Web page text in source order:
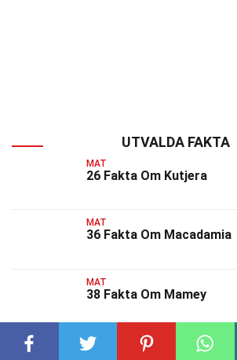
UTVALDA FAKTA
MAT
26 Fakta Om Kutjera
MAT
36 Fakta Om Macadamia
MAT
38 Fakta Om Mamey
MAT
36 Fakta Om Mandarinkalk